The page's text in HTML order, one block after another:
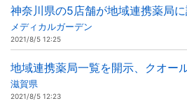
神奈川県の5店舗が地域連携薬局
メディカルガーデン
2021/8/5 12:25
地域連携薬局一覧を開示、クオー
滋賀県
2021/8/5 12:23